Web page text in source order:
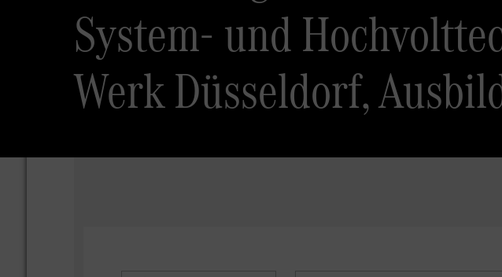
System- und
Werk Düsseldorf,